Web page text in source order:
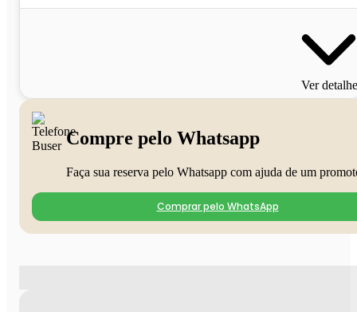
Ver
Compre pelo Whatsapp
Faça sua reserva pelo Whatsapp com ajuda de um
Comprar pelo WhatsApp